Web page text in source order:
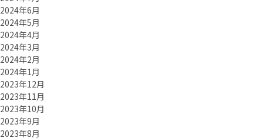
2024年6月
2024年5月
2024年4月
2024年3月
2024年2月
2024年1月
2023年12月
2023年11月
2023年10月
2023年9月
2023年8月